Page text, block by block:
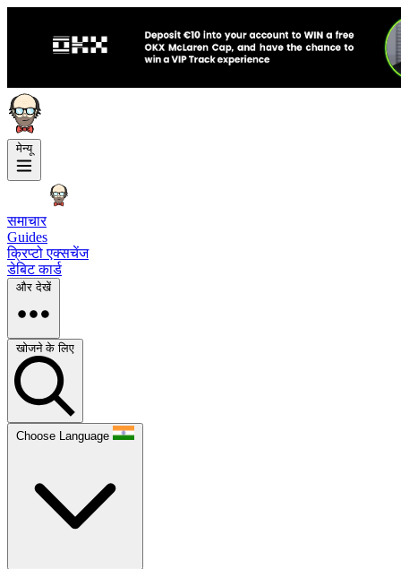
मेन्यू
समाचार
Guides
क्रिप्टो एक्सचेंज
डेबिट कार्ड
और देखें
खोजने के लिए
Choose Language